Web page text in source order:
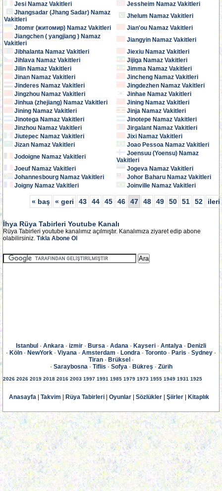
Jesi Namaz Vakitleri
Jessheim Namaz Vakitleri
Jhangsadar (Jhang Sadar) Namaz
Vakitleri
Jhelum Namaz Vakitleri
Jıtomır (житомир) Namaz Vakitleri
Jian'ou Namaz Vakitleri
Jiangchen ( yangjiang ) Namaz
Vakitleri
Jiangyin Namaz Vakitleri
Jibhalanta Namaz Vakitleri
Jiexiu Namaz Vakitleri
Jihlava Namaz Vakitleri
Jijiga Namaz Vakitleri
Jilin Namaz Vakitleri
Jimma Namaz Vakitleri
Jinan Namaz Vakitleri
Jincheng Namaz Vakitleri
Jinderes Namaz Vakitleri
Jingdezhen Namaz Vakitleri
Jingzhou Namaz Vakitleri
Jinhae Namaz Vakitleri
Jinhua (zhejiang) Namaz Vakitleri
Jining Namaz Vakitleri
Jining Namaz Vakitleri
Jinja Namaz Vakitleri
Jinotega Namaz Vakitleri
Jinotepe Namaz Vakitleri
Jinzhou Namaz Vakitleri
Jirgalant Namaz Vakitleri
Jiutepec Namaz Vakitleri
Jixi Namaz Vakitleri
Jizan Namaz Vakitleri
Joao Pessoa Namaz Vakitleri
Jodoigne Namaz Vakitleri
Joensuu (Yoensu) Namaz
Vakitleri
Joeuf Namaz Vakitleri
Jogeva Namaz Vakitleri
Johannesbourg Namaz Vakitleri
Johor Baharu Namaz Vakitleri
Joigny Namaz Vakitleri
Joinville Namaz Vakitleri
« baş « geri 43 44 45 46 47 48 49 50 51 52 ileri
İhya Rüya Tabirleri Youtube Kanalı
Rüya Tabirleri youtube kanalımız açılmıştır. Kanalımıza ziyaret edip abone
olabilirsiniz. Tıkla Abone Ol
Istanbul · Ankara · izmir · Bursa · Adana · Kayseri · Antalya · Denizli
· Köln · NewYork · Viyana · Amsterdam · Londra · Toronto · Paris · Sydney ·
Tiran· Brüksel ·
· Saraybosna· Tiflis · Sofya· Bükreş · Zürih
2026 2026 2019 2018 2016 2003 1997 1991 1985 1979 1973 1955 1949 1931 1925
Anasayfa Takvim Rüya Tabirleri Oyunlar Sözlükler Şiirler Kitaplık